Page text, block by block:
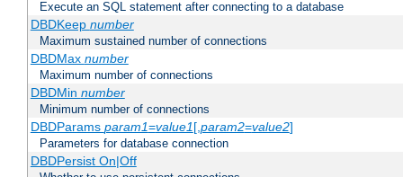
Execute an SQL statement after connecting to a database
DBDKeep number
Maximum sustained number of connections
DBDMax number
Maximum number of connections
DBDMin number
Minimum number of connections
DBDParams param1=value1[,param2=value2]
Parameters for database connection
DBDPersist On|Off